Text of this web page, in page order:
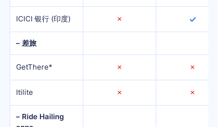
ICICI 银行 (印度) ✗ ✓
– 差旅
GetThere* ✗ ✗
Itilite ✗ ✗
– Ride Hailing